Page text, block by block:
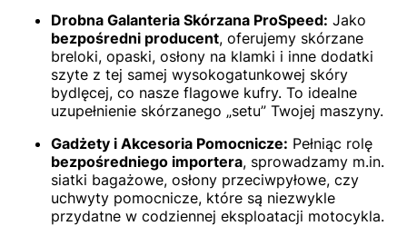
Drobna Galanteria Skórzana ProSpeed: Jako
bezpośredni producent, oferujemy skórzane
breloki, opaski, osłony na klamki i inne dodatki
szyte z tej samej wysokogatunkowej skóry
bydlęcej, co nasze flagowe kufry. To idealne
uzupełnienie skórzanego „setu” Twojej maszyny.
Gadżety i Akcesoria Pomocnicze: Pełniąc rolę
bezpośredniego importera, sprowadzamy m.in.
siatki bagażowe, osłony przeciwpyłowe, czy
uchwyty pomocnicze, które są niezwykle
przydatne w codziennej eksploatacji motocykla.